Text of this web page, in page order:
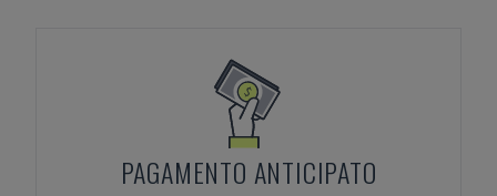
PAGAMENTO ANTICIPATO